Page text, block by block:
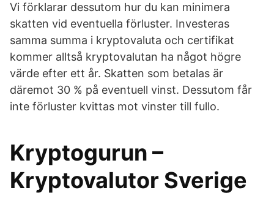
Vi förklarar dessutom hur du kan minimera
skatten vid eventuella förluster. Investeras
samma summa i kryptovaluta och certifikat
kommer alltså kryptovalutan ha något högre
värde efter ett år. Skatten som betalas är
däremot 30 % på eventuell vinst. Dessutom får
inte förluster kvittas mot vinster till fullo.
Kryptogurun –
Kryptovalutor Sverige